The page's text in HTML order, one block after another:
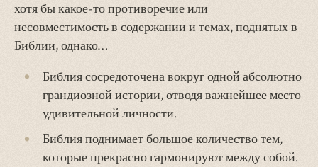
хотя бы какое-то противоречие или
несовместимость в содержании и темах, поднятых в
Библии, однако…
Библия сосредоточена вокруг одной абсолютно
грандиозной истории, отводя важнейшее место
удивительной личности.
Библия поднимает большое количество тем,
которые прекрасно гармонируют между собой.